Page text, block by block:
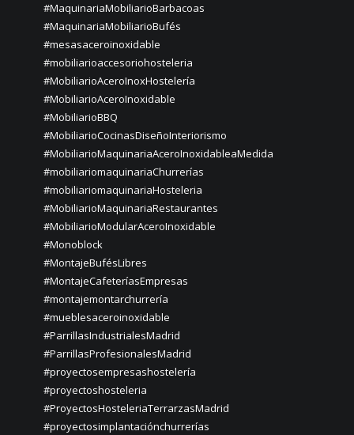
#MaquinariaMobiliarioBarbacoas
#MaquinariaMobiliarioBufés
#mesasaceroinoxidable
#mobiliarioaccesoriohosteleria
#MobiliarioAceroInoxHostelería
#MobiliarioAceroInoxidable
#MobiliarioBBQ
#MobiliarioCocinasDiseñoInteriorismo
#MobiliarioMaquinariaAceroInoxidableaMedida
#mobiliariomaquinariaChurrerías
#mobiliariomaquinariaHosteleria
#MobiliarioMaquinariaRestaurantes
#MobiliarioModularAceroInoxidable
#Monoblock
#MontajeBufésLibres
#MontajeCafeteríasEmpresas
#montajemontarchurrería
#mueblesaceroinoxidable
#ParrillasIndustrialesMadrid
#ParrillasProfesionalesMadrid
#proyectosempresashostelería
#proyectoshosteleria
#ProyectosHosteleriaTerrarzasMadrid
#proyectosimplantaciónchurrerías